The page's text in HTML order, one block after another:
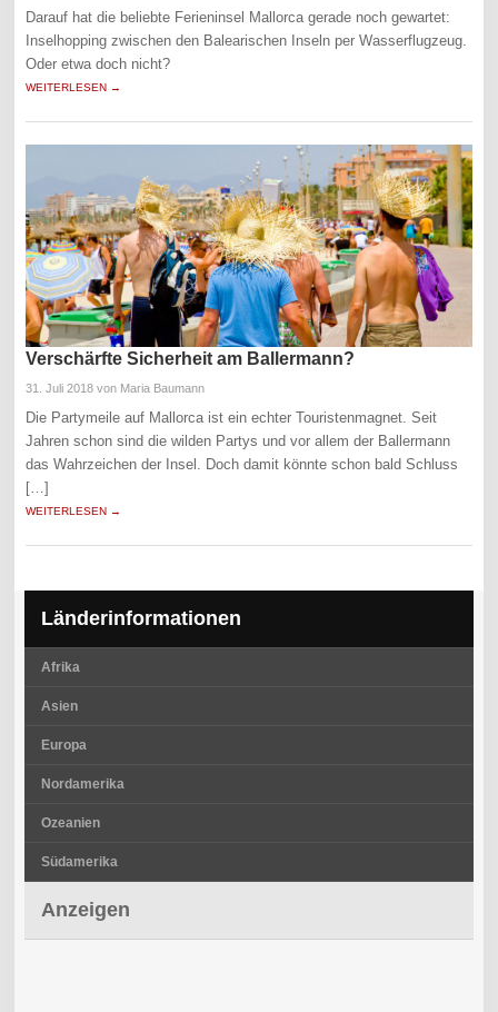
Darauf hat die beliebte Ferieninsel Mallorca gerade noch gewartet:
Inselhopping zwischen den Balearischen Inseln per Wasserflugzeug.
Oder etwa doch nicht?
WEITERLESEN →
Verschärfte Sicherheit am Ballermann?
31. Juli 2018 von Maria Baumann
Die Partymeile auf Mallorca ist ein echter Touristenmagnet. Seit
Jahren schon sind die wilden Partys und vor allem der Ballermann
das Wahrzeichen der Insel. Doch damit könnte schon bald Schluss
[…]
WEITERLESEN →
Länderinformationen
Afrika
Asien
Europa
Nordamerika
Ozeanien
Südamerika
Anzeigen